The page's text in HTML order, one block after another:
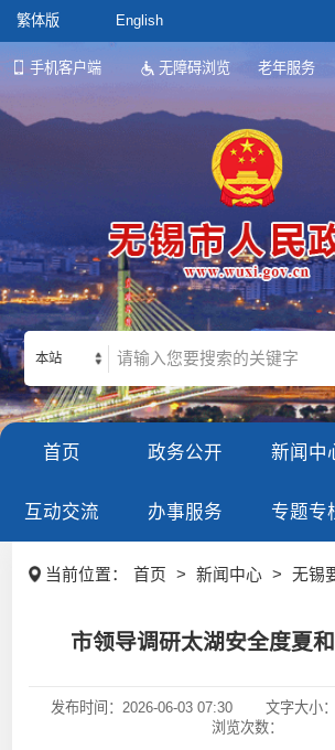
繁体版 English
手机客户端 无障碍浏览 老年服务
本站
首页 政务公开 新闻中
互动交流 办事服务 专题专
当前位置： 首页 > 新闻中心 > 无锡
市领导调研太湖安全度夏
发布时间： 2026-06-03 07:30 文字大小
浏览次数：